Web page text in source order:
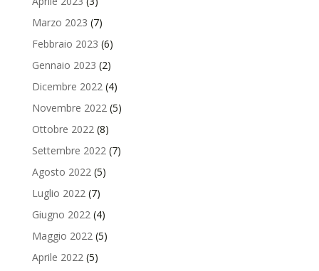
Marzo 2023 (7)
Febbraio 2023 (6)
Gennaio 2023 (2)
Dicembre 2022(4)
Novembre 2022(5)
Ottobre 2022(8)
Settembre 2022(7)
Agosto 2022(5)
Luglio 2022(7)
Giugno 2022(4)
Maggio 2022(5)
Aprile 2022(5)